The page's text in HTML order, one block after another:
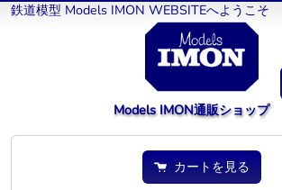
鉄道模型 Models IMON WEBSITEへようこそ
Models IMON通販ショップ
カートを見る